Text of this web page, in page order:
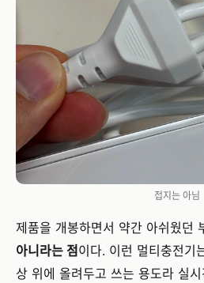
접지는 아님
제품을 개봉하면서 약간 아쉬웠던
아니라는 점 이다. 이런 멀티충전기
상 위에 올려두고 쓰는 용도라 실